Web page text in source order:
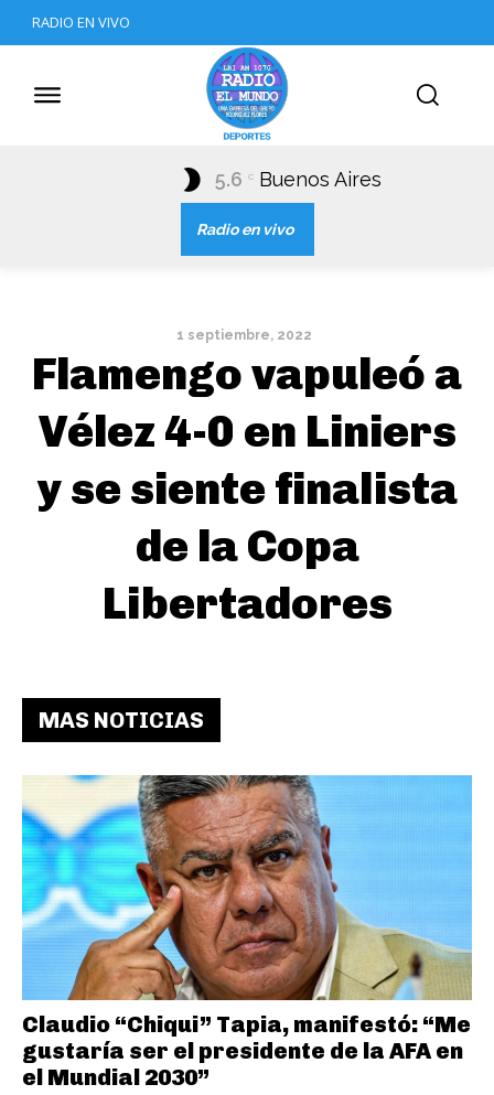
RADIO EN VIVO
5.6 C Buenos Aires
Radio en vivo
1 septiembre, 2022
Flamengo vapuleó a
Vélez 4-0 en Liniers
y se siente finalista
de la Copa
Libertadores
MAS NOTICIAS
Claudio “Chiqui” Tapia, manifestó: “Me
gustaría ser el presidente de la AFA en
el Mundial 2030”